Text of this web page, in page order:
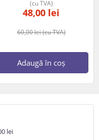
60,00lei(cu TVA)
48,00 lei
(cu TVA)
Adaugă în coș
lei